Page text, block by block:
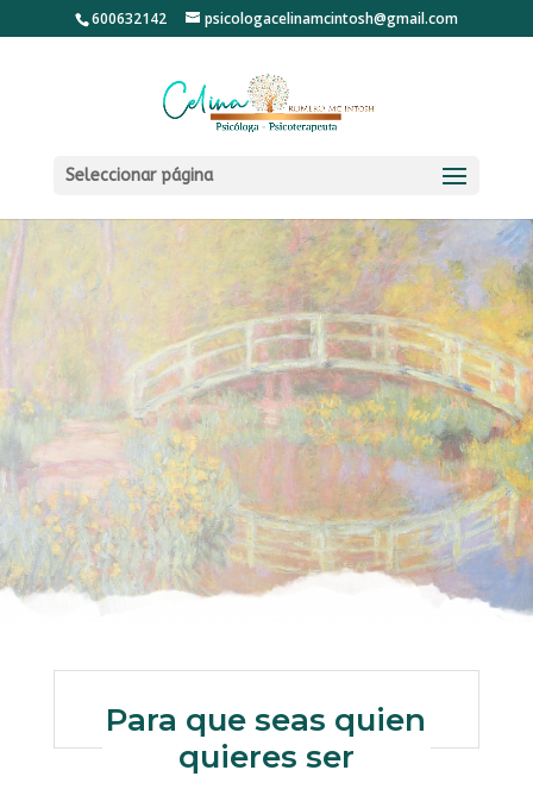
600632142 psicologacelinamcintosh@gmail.com
Seleccionar página
Para que seas quien
quieres ser